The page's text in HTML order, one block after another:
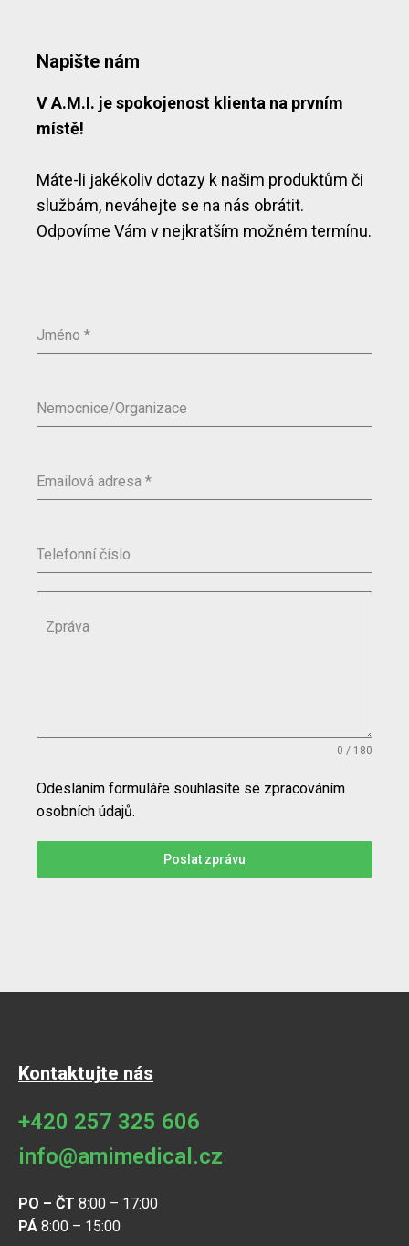
Napište nám
V A.M.I. je spokojenost klienta na prvním
místě!
Máte-li jakékoliv dotazy k našim produktům či
službám, neváhejte se na nás obrátit.
Odpovíme Vám v nejkratším možném termínu.
Jméno *
Nemocnice/Organizace
Emailová adresa *
Telefonní číslo
Zpráva
0 / 180
Odesláním formuláře souhlasíte se zpracováním
osobních údajů.
Poslat zprávu
Kontaktujte nás
+420 257 325 606
info@amimedical.cz
PO – ČT 8:00 – 17:00
PÁ 8:00 – 15:00